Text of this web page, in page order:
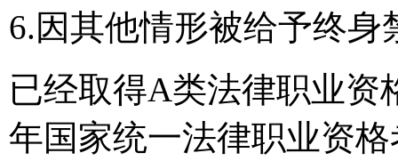
6.因其他情形被给予终
已经取得A类法律职业资
年国家统一法律职业资